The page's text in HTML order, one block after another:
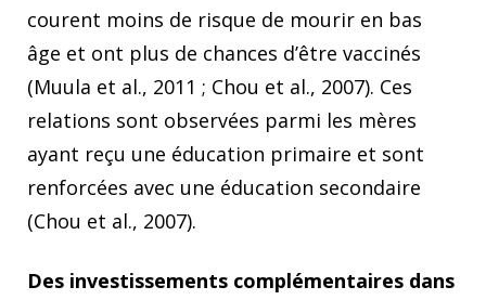
courent moins de risque de mourir en bas
âge et ont plus de chances d’être vaccinés
(Muula et al., 2011 ; Chou et al., 2007). Ces
relations sont observées parmi les mères
ayant reçu une éducation primaire et sont
renforcées avec une éducation secondaire
(Chou et al., 2007).
Des investissements complémentaires dans